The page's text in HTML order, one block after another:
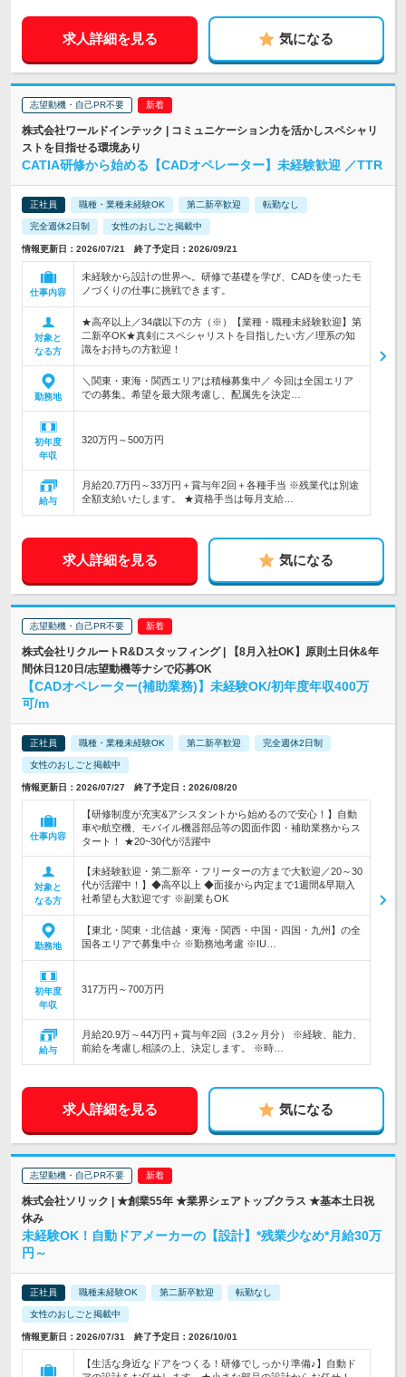
求人詳細を見る 気になる
志望動機・自己PR不要
株式会社ワールドインテック | コミュニケーション力を活かしスペシャリ
ストを目指せる環境あり
CATIA研修から始める【CADオペレーター】未経験歓迎 ／TTR
正社員 職種・業種未経験OK 第二新卒歓迎 転勤なし
完全週休2日制 女性のおしごと掲載中
情報更新日：2026/07/21 終了予定日：2026/09/21
仕事内容
未経験から設計の世界へ。研修で基礎を学び、CADを使ったモ
ノづくりの仕事に挑戦できます。
対象と
なる方
★高卒以上／34歳以下の方（※）【業種・職種未経験歓迎】第
二新卒OK★真剣にスペシャリストを目指したい方／理系の知
識をお持ちの方歓迎！
勤務地
＼関東・東海・関西エリアは積極募集中／ 今回は全国エリア
での募集。希望を最大限考慮し、配属先を決定…
初年度
年収
320万円～500万円
給与
月給20.7万円～33万円＋賞与年2回＋各種手当 ※残業代は別途
全額支給いたします。 ★資格手当は毎月支給…
求人詳細を見る 気になる
志望動機・自己PR不要
株式会社リクルートR&Dスタッフィング | 【8月入社OK】原則土日休&年
間休日120日/志望動機等ナシで応募OK
【CADオペレーター(補助業務)】未経験OK/初年度年収400万
可/m
正社員 職種・業種未経験OK 第二新卒歓迎 完全週休2日制
女性のおしごと掲載中
情報更新日：2026/07/27 終了予定日：2026/08/20
仕事内容
【研修制度が充実&アシスタントから始めるので安心！】自動
車や航空機、モバイル機器部品等の図面作図・補助業務からス
タート！ ★20~30代が活躍中
対象と
なる方
【未経験歓迎・第二新卒・フリーターの方まで大歓迎／20～30
代が活躍中！】◆高卒以上 ◆面接から内定まで1週間&早期入
社希望も大歓迎です ※副業もOK
勤務地
【東北・関東・北信越・東海・関西・中国・四国・九州】の全
国各エリアで募集中☆ ※勤務地考慮 ※IU…
初年度
年収
317万円～700万円
給与
月給20.9万～44万円＋賞与年2回（3.2ヶ月分） ※経験、能力、
前給を考慮し相談の上、決定します。 ※時…
求人詳細を見る 気になる
志望動機・自己PR不要
株式会社ソリック | ★創業55年 ★業界シェアトップクラス ★基本土日祝
休み
未経験OK！自動ドアメーカーの【設計】*残業少なめ*月給30万
円～
正社員 職種未経験OK 第二新卒歓迎 転勤なし
女性のおしごと掲載中
情報更新日：2026/07/31 終了予定日：2026/10/01
【生活な身近なドアをつくる！研修でしっかり準備♪】自動ド